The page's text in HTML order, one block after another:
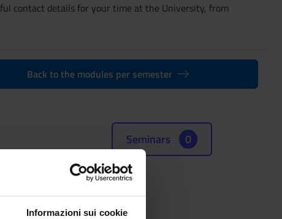
Informazioni sui cookie
contact details for your time at the University, from
Back to the modules per semester
Seminars 0